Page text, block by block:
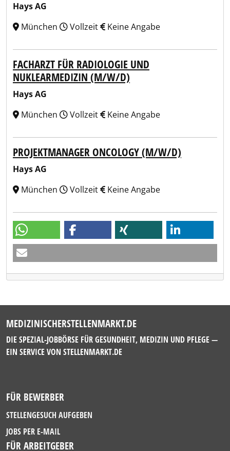
Hays AG
München
Vollzeit Keine Angabe
FACHARZT FÜR RADIOLOGIE UND
NUKLEARMEDIZIN (M/W/D)
Hays AG
München
Vollzeit Keine Angabe
PROJEKTMANAGER ONCOLOGY (M/W/D)
Hays AG
München
Vollzeit Keine Angabe
MEDIZINISCHERSTELLENMARKT.DE
DIE SPEZIAL-JOBBÖRSE FÜR GESUNDHEIT, MEDIZIN UND PFLEGE —
EIN SERVICE VON STELLENMARKT.DE
FÜR BEWERBER
STELLENGESUCH AUFGEBEN
JOBS PER E-MAIL
FÜR ARBEITGEBER